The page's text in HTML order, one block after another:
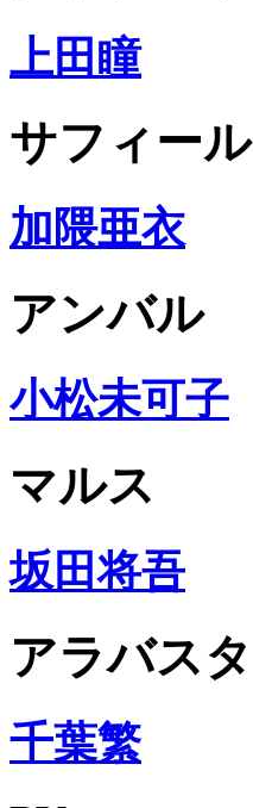
上田瞳
サフィール
加隈亜衣
アンバル
小松未可子
マルス
坂田将吾
アラバスタ
千葉繁